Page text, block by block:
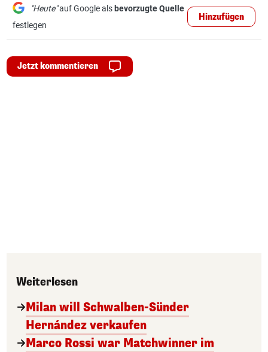
"Heute"auf Google als bevorzugte Quelle
festlegen
Hinzufügen
Jetzt kommentieren
Weiterlesen
Milan will Schwalben-Sünder
Hernández verkaufen
Marco Rossi war Matchwinner im